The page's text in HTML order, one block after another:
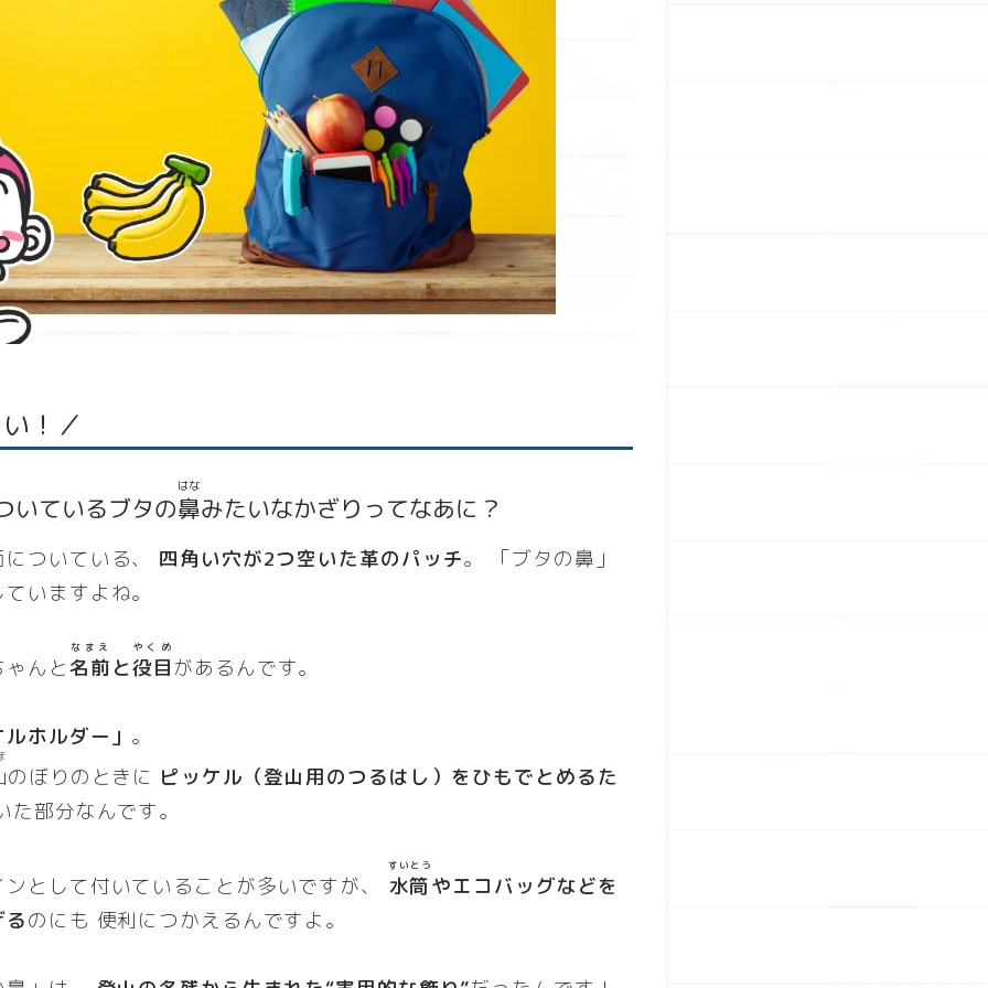
！／
いているブタの鼻
はな
みたいなかざりってなあに？
ついている、 四角い穴が2つ空いた革のパッチ。 「ブタの鼻」
いますよね。
んと名前
なまえ
と役目
やくめ
があるんです。
ホルダー」 。
のぼりのときに ピッケル（登山用のつるはし）をひもでとめるた
部分なんです。
として付いていることが多いですが、 水筒
すいとう
やエコバッグなどを
のにも 便利につかえるんですよ。